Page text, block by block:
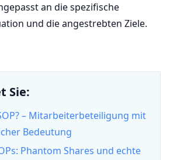
an die spezifische
und die angestrebten Ziele.
Sie:
– Mitarbeiterbeteiligung mit
Bedeutung
Phantom Shares und echte